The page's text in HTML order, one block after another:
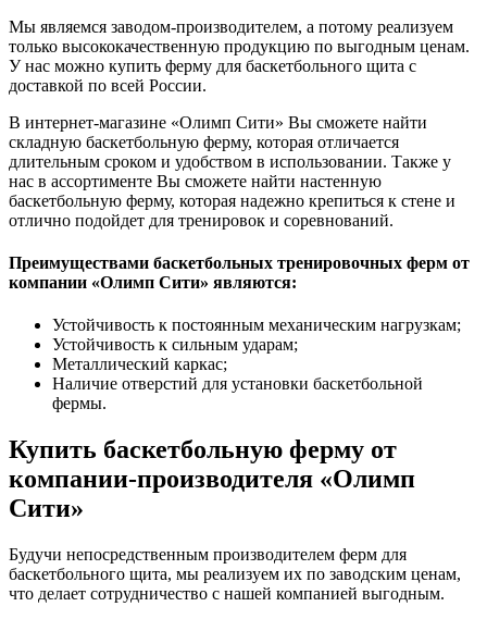
Мы являемся заводом-производителем, а потому реализуем
только высококачественную продукцию по выгодным ценам.
У нас можно купить ферму для баскетбольного щита с
доставкой по всей России.
В интернет-магазине «Олимп Сити» Вы сможете найти
складную баскетбольную ферму, которая отличается
длительным сроком и удобством в использовании. Также у
нас в ассортименте Вы сможете найти настенную
баскетбольную ферму, которая надежно крепиться к стене и
отлично подойдет для тренировок и соревнований.
Преимуществами баскетбольных тренировочных ферм от
компании «Олимп Сити» являются:
Устойчивость к постоянным механическим нагрузкам;
Устойчивость к сильным ударам;
Металлический каркас;
Наличие отверстий для установки баскетбольной
фермы.
Купить баскетбольную ферму от
компании-производителя «Олимп
Сити»
Будучи непосредственным производителем ферм для
баскетбольного щита, мы реализуем их по заводским ценам,
что делает сотрудничество с нашей компанией выгодным.